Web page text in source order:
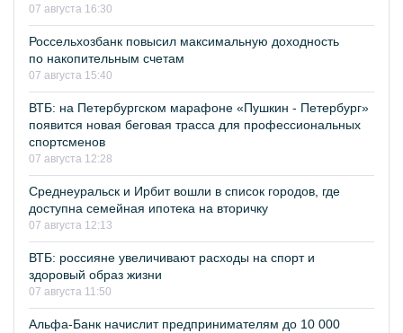
07 августа 16:30
Россельхозбанк повысил максимальную доходность
по накопительным счетам
07 августа 15:40
ВТБ: на Петербургском марафоне «Пушкин - Петербург»
появится новая беговая трасса для профессиональных
спортсменов
07 августа 12:28
Среднеуральск и Ирбит вошли в список городов, где
доступна семейная ипотека на вторичку
07 августа 12:13
ВТБ: россияне увеличивают расходы на спорт и
здоровый образ жизни
07 августа 11:50
Альфа-Банк начислит предпринимателям до 10 000